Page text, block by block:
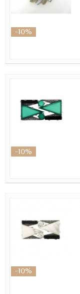
-10%
-10%
-10%